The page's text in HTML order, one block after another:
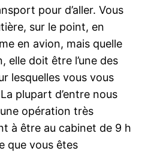
pour d’aller. Vous
sur le point, en
en avion, mais quelle
elle doit être l’une des
lesquelles vous vous
plupart d’entre nous
opération très
à être au cabinet de 9 h
que vous êtes